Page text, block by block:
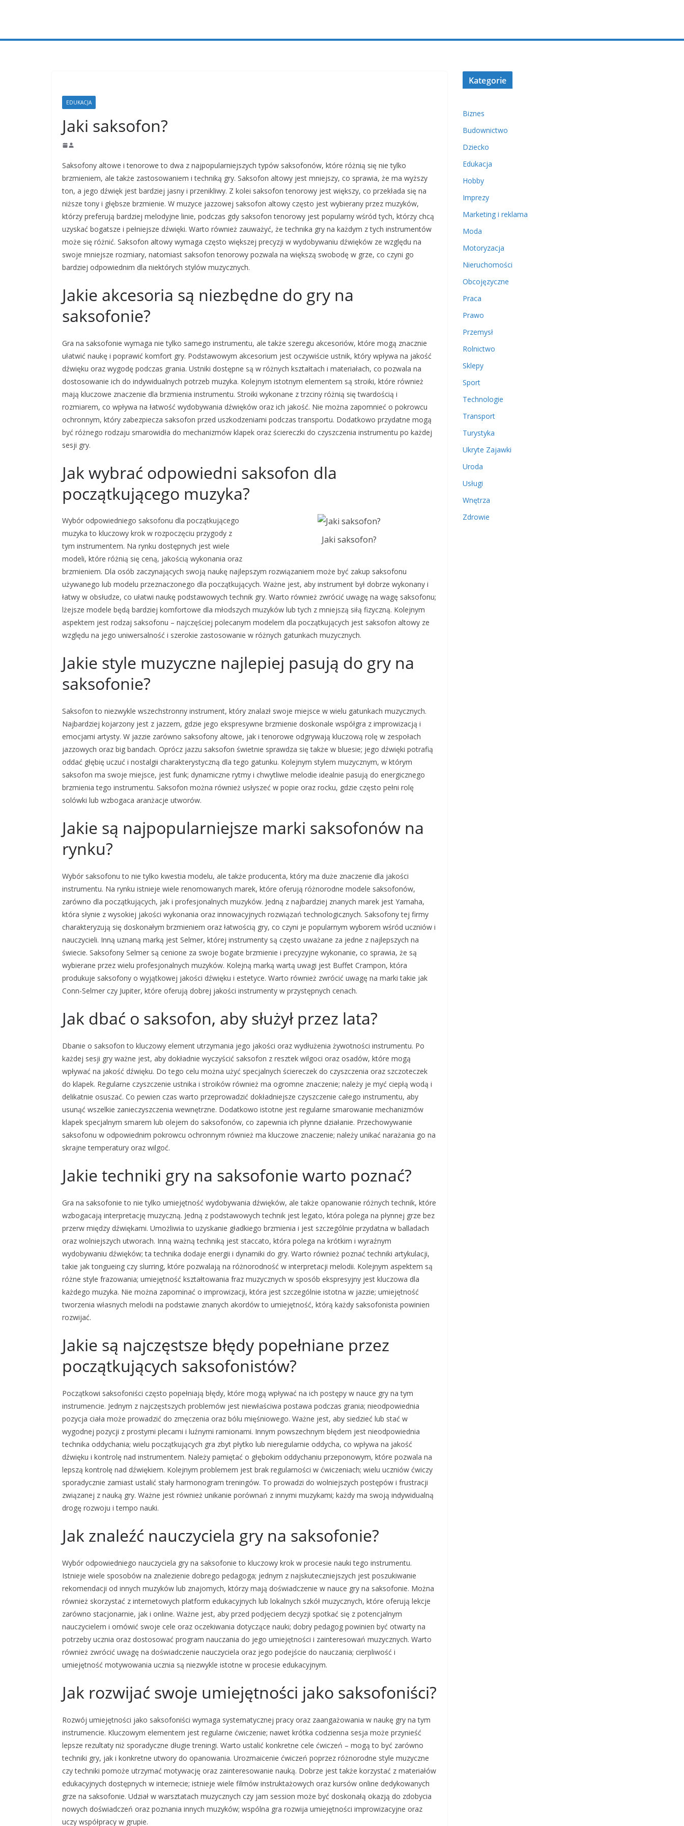
EDUKACJA
Jaki saksofon?
Saksofony altowe i tenorowe to dwa z najpopularniejszych typów saksofonów, które różnią się nie tylko
brzmieniem, ale także zastosowaniem i techniką gry. Saksofon altowy jest mniejszy, co sprawia, że ma wyższy
ton, a jego dźwięk jest bardziej jasny i przenikliwy. Z kolei saksofon tenorowy jest większy, co przekłada się na
niższe tony i głębsze brzmienie. W muzyce jazzowej saksofon altowy często jest wybierany przez muzyków,
którzy preferują bardziej melodyjne linie, podczas gdy saksofon tenorowy jest popularny wśród tych, którzy chcą
uzyskać bogatsze i pełniejsze dźwięki. Warto również zauważyć, że technika gry na każdym z tych instrumentów
może się różnić. Saksofon altowy wymaga często większej precyzji w wydobywaniu dźwięków ze względu na
swoje mniejsze rozmiary, natomiast saksofon tenorowy pozwala na większą swobodę w grze, co czyni go
bardziej odpowiednim dla niektórych stylów muzycznych.
Jakie akcesoria są niezbędne do gry na
saksofonie?
Gra na saksofonie wymaga nie tylko samego instrumentu, ale także szeregu akcesoriów, które mogą znacznie
ułatwić naukę i poprawić komfort gry. Podstawowym akcesorium jest oczywiście ustnik, który wpływa na jakość
dźwięku oraz wygodę podczas grania. Ustniki dostępne są w różnych kształtach i materiałach, co pozwala na
dostosowanie ich do indywidualnych potrzeb muzyka. Kolejnym istotnym elementem są stroiki, które również
mają kluczowe znaczenie dla brzmienia instrumentu. Stroiki wykonane z trzciny różnią się twardością i
rozmiarem, co wpływa na łatwość wydobywania dźwięków oraz ich jakość. Nie można zapomnieć o pokrowcu
ochronnym, który zabezpiecza saksofon przed uszkodzeniami podczas transportu. Dodatkowo przydatne mogą
być różnego rodzaju smarowidła do mechanizmów klapek oraz ściereczki do czyszczenia instrumentu po każdej
sesji gry.
Jak wybrać odpowiedni saksofon dla
początkującego muzyka?
Jaki saksofon?
Wybór odpowiedniego saksofonu dla początkującego
muzyka to kluczowy krok w rozpoczęciu przygody z
tym instrumentem. Na rynku dostępnych jest wiele
modeli, które różnią się ceną, jakością wykonania oraz
brzmieniem. Dla osób zaczynających swoją naukę najlepszym rozwiązaniem może być zakup saksofonu
używanego lub modelu przeznaczonego dla początkujących. Ważne jest, aby instrument był dobrze wykonany i
łatwy w obsłudze, co ułatwi naukę podstawowych technik gry. Warto również zwrócić uwagę na wagę saksofonu;
lżejsze modele będą bardziej komfortowe dla młodszych muzyków lub tych z mniejszą siłą fizyczną. Kolejnym
aspektem jest rodzaj saksofonu – najczęściej polecanym modelem dla początkujących jest saksofon altowy ze
względu na jego uniwersalność i szerokie zastosowanie w różnych gatunkach muzycznych.
Jakie style muzyczne najlepiej pasują do gry na
saksofonie?
Saksofon to niezwykle wszechstronny instrument, który znalazł swoje miejsce w wielu gatunkach muzycznych.
Najbardziej kojarzony jest z jazzem, gdzie jego ekspresywne brzmienie doskonale współgra z improwizacją i
emocjami artysty. W jazzie zarówno saksofony altowe, jak i tenorowe odgrywają kluczową rolę w zespołach
jazzowych oraz big bandach. Oprócz jazzu saksofon świetnie sprawdza się także w bluesie; jego dźwięki potrafią
oddać głębię uczuć i nostalgii charakterystyczną dla tego gatunku. Kolejnym stylem muzycznym, w którym
saksofon ma swoje miejsce, jest funk; dynamiczne rytmy i chwytliwe melodie idealnie pasują do energicznego
brzmienia tego instrumentu. Saksofon można również usłyszeć w popie oraz rocku, gdzie często pełni rolę
solówki lub wzbogaca aranżacje utworów.
Jakie są najpopularniejsze marki saksofonów na
rynku?
Wybór saksofonu to nie tylko kwestia modelu, ale także producenta, który ma duże znaczenie dla jakości
instrumentu. Na rynku istnieje wiele renomowanych marek, które oferują różnorodne modele saksofonów,
zarówno dla początkujących, jak i profesjonalnych muzyków. Jedną z najbardziej znanych marek jest Yamaha,
która słynie z wysokiej jakości wykonania oraz innowacyjnych rozwiązań technologicznych. Saksofony tej firmy
charakteryzują się doskonałym brzmieniem oraz łatwością gry, co czyni je popularnym wyborem wśród uczniów i
nauczycieli. Inną uznaną marką jest Selmer, której instrumenty są często uważane za jedne z najlepszych na
świecie. Saksofony Selmer są cenione za swoje bogate brzmienie i precyzyjne wykonanie, co sprawia, że są
wybierane przez wielu profesjonalnych muzyków. Kolejną marką wartą uwagi jest Buffet Crampon, która
produkuje saksofony o wyjątkowej jakości dźwięku i estetyce. Warto również zwrócić uwagę na marki takie jak
Conn-Selmer czy Jupiter, które oferują dobrej jakości instrumenty w przystępnych cenach.
Jak dbać o saksofon, aby służył przez lata?
Dbanie o saksofon to kluczowy element utrzymania jego jakości oraz wydłużenia żywotności instrumentu. Po
każdej sesji gry ważne jest, aby dokładnie wyczyścić saksofon z resztek wilgoci oraz osadów, które mogą
wpływać na jakość dźwięku. Do tego celu można użyć specjalnych ściereczek do czyszczenia oraz szczoteczek
do klapek. Regularne czyszczenie ustnika i stroików również ma ogromne znaczenie; należy je myć ciepłą wodą i
delikatnie osuszać. Co pewien czas warto przeprowadzić dokładniejsze czyszczenie całego instrumentu, aby
usunąć wszelkie zanieczyszczenia wewnętrzne. Dodatkowo istotne jest regularne smarowanie mechanizmów
klapek specjalnym smarem lub olejem do saksofonów, co zapewnia ich płynne działanie. Przechowywanie
saksofonu w odpowiednim pokrowcu ochronnym również ma kluczowe znaczenie; należy unikać narażania go na
skrajne temperatury oraz wilgoć.
Jakie techniki gry na saksofonie warto poznać?
Gra na saksofonie to nie tylko umiejętność wydobywania dźwięków, ale także opanowanie różnych technik, które
wzbogacają interpretację muzyczną. Jedną z podstawowych technik jest legato, która polega na płynnej grze bez
przerw między dźwiękami. Umożliwia to uzyskanie gładkiego brzmienia i jest szczególnie przydatna w balladach
oraz wolniejszych utworach. Inną ważną techniką jest staccato, która polega na krótkim i wyraźnym
wydobywaniu dźwięków; ta technika dodaje energii i dynamiki do gry. Warto również poznać techniki artykulacji,
takie jak tongueing czy slurring, które pozwalają na różnorodność w interpretacji melodii. Kolejnym aspektem są
różne style frazowania; umiejętność kształtowania fraz muzycznych w sposób ekspresyjny jest kluczowa dla
każdego muzyka. Nie można zapominać o improwizacji, która jest szczególnie istotna w jazzie; umiejętność
tworzenia własnych melodii na podstawie znanych akordów to umiejętność, którą każdy saksofonista powinien
rozwijać.
Jakie są najczęstsze błędy popełniane przez
początkujących saksofonistów?
Początkowi saksofoniści często popełniają błędy, które mogą wpływać na ich postępy w nauce gry na tym
instrumencie. Jednym z najczęstszych problemów jest niewłaściwa postawa podczas grania; nieodpowiednia
pozycja ciała może prowadzić do zmęczenia oraz bólu mięśniowego. Ważne jest, aby siedzieć lub stać w
wygodnej pozycji z prostymi plecami i luźnymi ramionami. Innym powszechnym błędem jest nieodpowiednia
technika oddychania; wielu początkujących gra zbyt płytko lub nieregularnie oddycha, co wpływa na jakość
dźwięku i kontrolę nad instrumentem. Należy pamiętać o głębokim oddychaniu przeponowym, które pozwala na
lepszą kontrolę nad dźwiękiem. Kolejnym problemem jest brak regularności w ćwiczeniach; wielu uczniów ćwiczy
sporadycznie zamiast ustalić stały harmonogram treningów. To prowadzi do wolniejszych postępów i frustracji
związanej z nauką gry. Ważne jest również unikanie porównań z innymi muzykami; każdy ma swoją indywidualną
drogę rozwoju i tempo nauki.
Jak znaleźć nauczyciela gry na saksofonie?
Wybór odpowiedniego nauczyciela gry na saksofonie to kluczowy krok w procesie nauki tego instrumentu.
Istnieje wiele sposobów na znalezienie dobrego pedagoga; jednym z najskuteczniejszych jest poszukiwanie
rekomendacji od innych muzyków lub znajomych, którzy mają doświadczenie w nauce gry na saksofonie. Można
również skorzystać z internetowych platform edukacyjnych lub lokalnych szkół muzycznych, które oferują lekcje
zarówno stacjonarnie, jak i online. Ważne jest, aby przed podjęciem decyzji spotkać się z potencjalnym
nauczycielem i omówić swoje cele oraz oczekiwania dotyczące nauki; dobry pedagog powinien być otwarty na
potrzeby ucznia oraz dostosować program nauczania do jego umiejętności i zainteresowań muzycznych. Warto
również zwrócić uwagę na doświadczenie nauczyciela oraz jego podejście do nauczania; cierpliwość i
umiejętność motywowania ucznia są niezwykle istotne w procesie edukacyjnym.
Jak rozwijać swoje umiejętności jako saksofoniści?
Rozwój umiejętności jako saksofoniści wymaga systematycznej pracy oraz zaangażowania w naukę gry na tym
instrumencie. Kluczowym elementem jest regularne ćwiczenie; nawet krótka codzienna sesja może przynieść
lepsze rezultaty niż sporadyczne długie treningi. Warto ustalić konkretne cele ćwiczeń – mogą to być zarówno
techniki gry, jak i konkretne utwory do opanowania. Urozmaicenie ćwiczeń poprzez różnorodne style muzyczne
czy techniki pomoże utrzymać motywację oraz zainteresowanie nauką. Dobrze jest także korzystać z materiałów
edukacyjnych dostępnych w internecie; istnieje wiele filmów instruktażowych oraz kursów online dedykowanych
grze na saksofonie. Udział w warsztatach muzycznych czy jam session może być doskonałą okazją do zdobycia
nowych doświadczeń oraz poznania innych muzyków; wspólna gra rozwija umiejętności improwizacyjne oraz
uczy współpracy w grupie.
Kategorie
Biznes
Budownictwo
Dziecko
Edukacja
Hobby
Imprezy
Marketing i reklama
Moda
Motoryzacja
Nieruchomości
Obcojęzyczne
Praca
Prawo
Przemysł
Rolnictwo
Sklepy
Sport
Technologie
Transport
Turystyka
Ukryte Zajawki
Uroda
Usługi
Wnętrza
Zdrowie